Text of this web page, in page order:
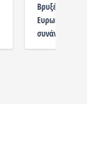
Βρυξέλλες;»:
συνάντηση με